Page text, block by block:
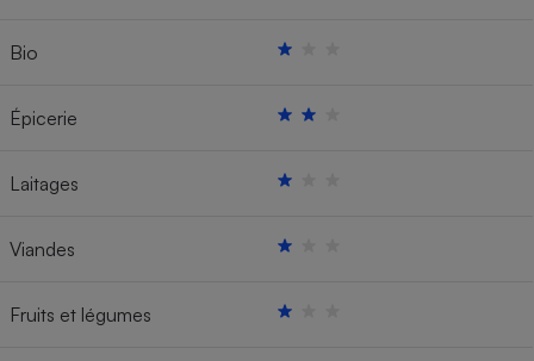
Bio
Épicerie
Laitages
Viandes
Fruits et légumes